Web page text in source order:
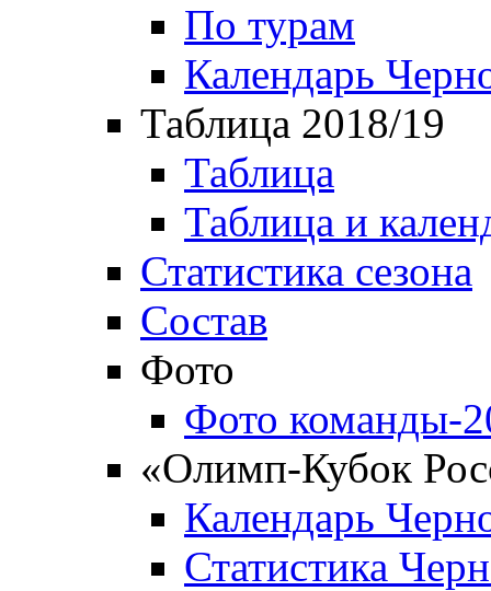
По турам
Календарь
Таблица 2018/19
Таблица
Таблица и
Статистика сезона
Состав
Фото
Фото команды-
«Олимп-Кубок
Календарь
Статистика